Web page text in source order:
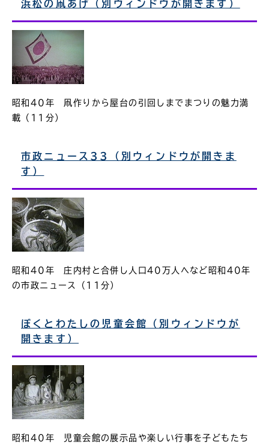
浜松の凧あげ（別ウィンドウが開きます）
昭和40年 凧作りから屋台の引回しまでまつりの魅力満
載（11分）
市政ニュース33（別ウィンドウが開きま
す）
昭和40年 庄内村と合併し人口40万人へなど昭和40年
の市政ニュース（11分）
ぼくとわたしの児童会館（別ウィンドウが
開きます）
昭和40年 児童会館の展示品や楽しい行事を子どもたち